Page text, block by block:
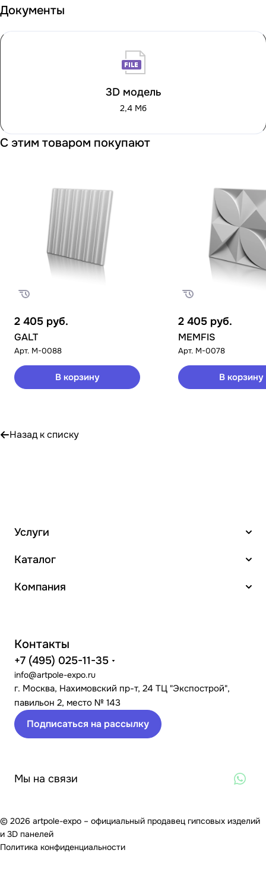
Документы
3D модель
2,4 Мб
С этим товаром покупают
2 405 руб.
GALT
Арт. M-0088
В корзину
2 405 руб.
MEMFIS
Арт. M-0078
В корзину
Назад к списку
Услуги
Каталог
Компания
Контакты
+7 (495) 025-11-35
info@artpole-expo.ru
г. Москва, Нахимовский пр-т, 24 ТЦ "Экспострой",
павильон 2, место № 143
Подписаться на рассылку
Мы на связи
© 2026 artpole-expo – официальный продавец гипсовых изделий
и 3D панелей
Политика конфиденциальности